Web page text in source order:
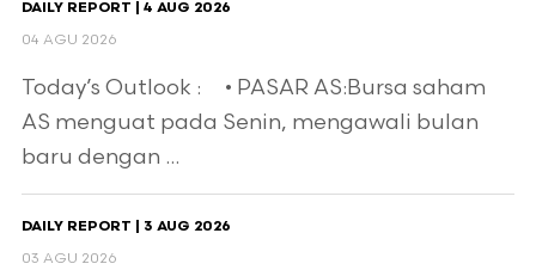
DAILY REPORT | 4 AUG 2026
04 AGU 2026
Today’s Outlook : • PASAR AS:Bursa saham
AS menguat pada Senin, mengawali bulan
baru dengan ...
DAILY REPORT | 3 AUG 2026
03 AGU 2026